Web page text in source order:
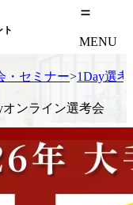
ト
MENU
・セミナー>1Day選考
オンライン選考会